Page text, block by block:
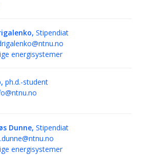
Stipendiat
energisystemer
ph.d.-student
Dunne, Stipendiat
energisystemer